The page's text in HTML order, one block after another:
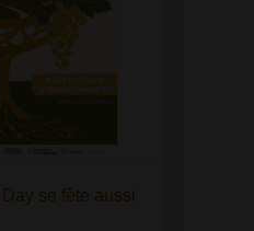
se fête aussi